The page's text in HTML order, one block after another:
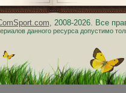
, 2008-2026. Все
данного ресурса допустимо